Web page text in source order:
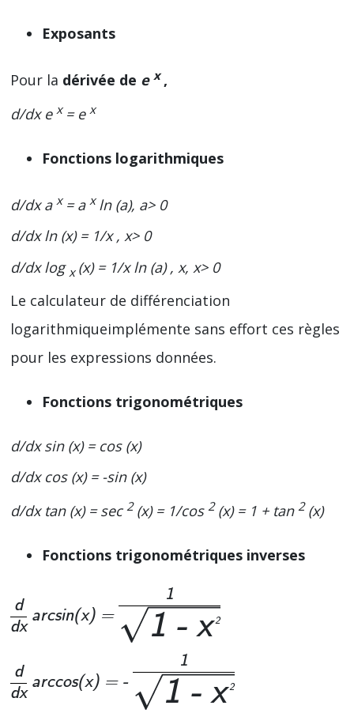
Exposants
Pour la dérivée de e x ,
d/dx e x = e x
Fonctions logarithmiques
d/dx a x = a x ln (a), a> 0
d/dx ln (x) = 1/x , x> 0
d/dx log x (x) = 1/x ln (a) , x, x> 0
Le calculateur de différenciation
logarithmiqueimplémente sans effort ces règles
pour les expressions données.
Fonctions trigonométriques
d/dx sin (x) = cos (x)
d/dx cos (x) = -sin (x)
d/dx tan (x) = sec 2 (x) = 1/cos 2 (x) = 1 + tan 2 (x)
Fonctions trigonométriques inverses
d
dx
arcsin(x) =
1
1 - x 2
d
dx
arccos(x) = -
1
1 - x 2